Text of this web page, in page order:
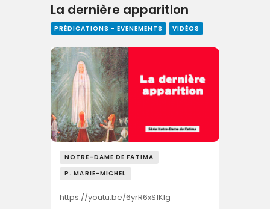
La dernière apparition
PRÉDICATIONS - EVENEMENTS VIDÉOS
NOTRE-DAME DE FATIMA
P. MARIE-MICHEL
https://youtu.be/6yrR6xS1KIg